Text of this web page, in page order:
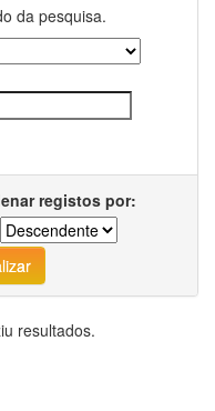
da pesquisa.
registos por:
resultados.